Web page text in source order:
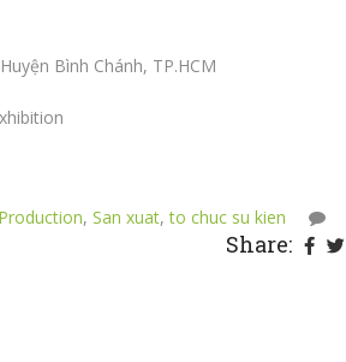
Bình Chánh, TP.HCM
Production, San xuat,to chuc su kien
Share: